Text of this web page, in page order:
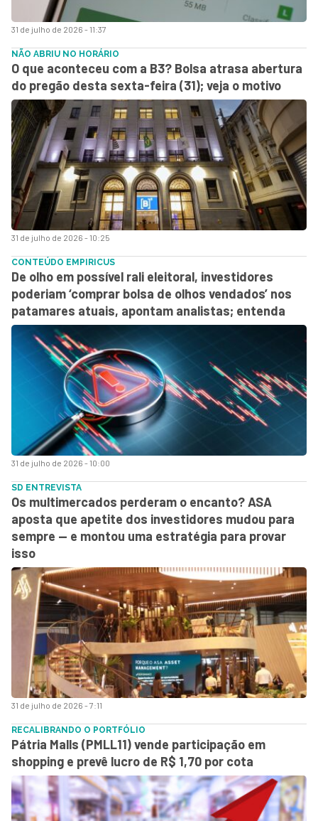
31 de julho de 2026 - 11:37
31 de julho de 2026 - 10:25
NÃO ABRIU NO HORÁRIO
O que aconteceu com a B3? Bolsa atrasa abertura
do pregão desta sexta-feira (31); veja o motivo
31 de julho de 2026 - 10:00
CONTEÚDO EMPIRICUS
De olho em possível rali eleitoral, investidores
poderiam ‘comprar bolsa de olhos vendados’ nos
patamares atuais, apontam analistas; entenda
31 de julho de 2026 - 7:11
SD ENTREVISTA
Os multimercados perderam o encanto? ASA
aposta que apetite dos investidores mudou para
sempre — e montou uma estratégia para provar
isso
RECALIBRANDO O PORTFÓLIO
Pátria Malls (PMLL11) vende participação em
shopping e prevê lucro de R$ 1,70 por cota